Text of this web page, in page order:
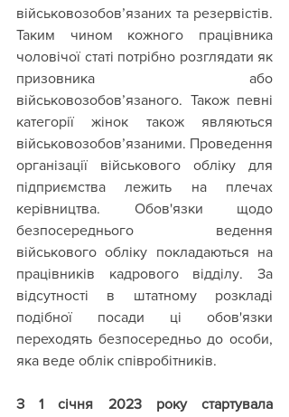
військовозобов’язаних та резервістів.
Таким чином кожного працівника
чоловічої статі потрібно розглядати як
призовника або
військовозобов’язаного. Також певні
категорії жінок також являються
військовозобов’язаними. Проведення
організації військового обліку для
підприємства лежить на плечах
керівництва. Обов'язки щодо
безпосереднього ведення
військового обліку покладаються на
працівників кадрового відділу. За
відсутності в штатному розкладі
подібної посади ці обов'язки
переходять безпосередньо до особи,
яка веде облік співробітників.
З 1 січня 2023 року стартувала